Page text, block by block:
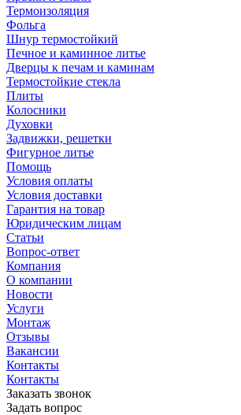
Термоизоляция
Фольга
Шнур термостойкий
Печное и каминное литье
Дверцы к печам и каминам
Термостойкие стекла
Плиты
Колосники
Духовки
Задвижки, решетки
Фигурное литье
Помощь
Условия оплаты
Условия доставки
Гарантия на товар
Юридическим лицам
Статьи
Вопрос-ответ
Компания
О компании
Новости
Услуги
Монтаж
Отзывы
Вакансии
Контакты
Контакты
Заказать звонок
Задать вопрос